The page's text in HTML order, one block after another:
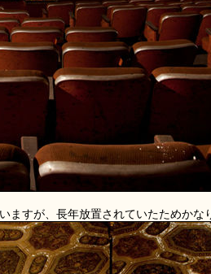
ますが、長年放置されていたためかな